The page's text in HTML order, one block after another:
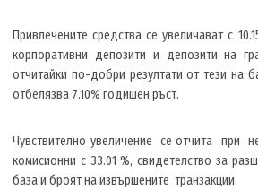
Привлечените средства се увеличават с
корпоративни депозити и депозити на
отчитайки по-добри резултати от тези на
отбелязва 7.10% годишен ръст.
Чувствително увеличение се отчита при
комисионни с 33.01 %, свидетелство за
база и броят на извършените транзакции.